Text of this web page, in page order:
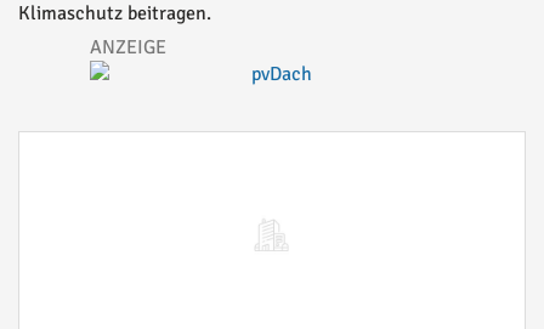
Klimaschutz beitragen.